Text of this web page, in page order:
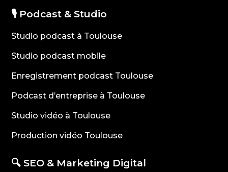
🎙️ Podcast & Studio
Studio podcast à Toulouse
Studio podcast mobile
Enregistrement podcast Toulouse
Podcast d’entreprise à Toulouse
Studio vidéo à Toulouse
Production vidéo Toulouse
🔍 SEO & Marketing Digital